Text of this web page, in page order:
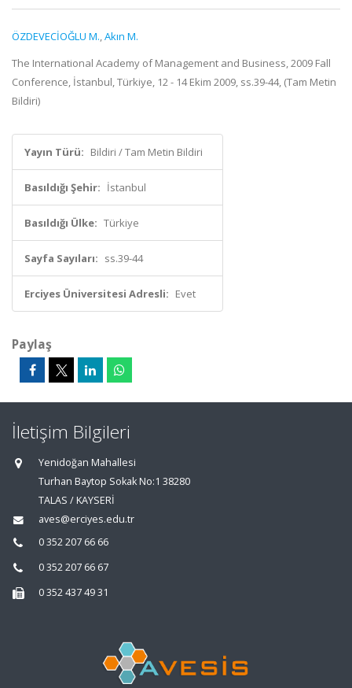
ÖZDEVECİOĞLU M.,Akın M.
The International Academy of Management and Business, 2009 Fall
Conference, İstanbul, Türkiye, 12 - 14 Ekim 2009, ss.39-44, (Tam Metin
Bildiri)
Yayın Türü: Bildiri / Tam Metin Bildiri
Basıldığı Şehir: İstanbul
Basıldığı Ülke: Türkiye
Sayfa Sayıları: ss.39-44
Erciyes Üniversitesi Adresli: Evet
Paylaş
İletişim Bilgileri
Yenidoğan Mahallesi
Turhan Baytop Sokak No:1 38280
TALAS / KAYSERİ
aves@erciyes.edu.tr
0 352 207 66 66
0 352 207 66 67
0 352 437 49 31